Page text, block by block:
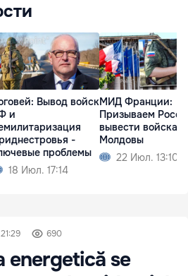
Вывод войск
и
-
проблемы
18 Июл. 17:14
МИД Франции:
Призываем
вывести войска
Молдовы
22 Июл. 13:10
690
energetică se